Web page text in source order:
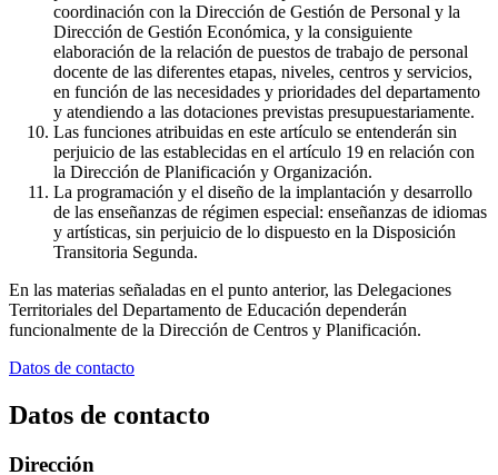
coordinación con la Dirección de Gestión de Personal y la
Dirección de Gestión Económica, y la consiguiente
elaboración de la relación de puestos de trabajo de personal
docente de las diferentes etapas, niveles, centros y servicios,
en función de las necesidades y prioridades del departamento
y atendiendo a las dotaciones previstas presupuestariamente.
Las funciones atribuidas en este artículo se entenderán sin
perjuicio de las establecidas en el artículo 19 en relación con
la Dirección de Planificación y Organización.
La programación y el diseño de la implantación y desarrollo
de las enseñanzas de régimen especial: enseñanzas de idiomas
y artísticas, sin perjuicio de lo dispuesto en la Disposición
Transitoria Segunda.
En las materias señaladas en el punto anterior, las Delegaciones
Territoriales del Departamento de Educación dependerán
funcionalmente de la Dirección de Centros y Planificación.
Datos de contacto
Datos de contacto
Dirección